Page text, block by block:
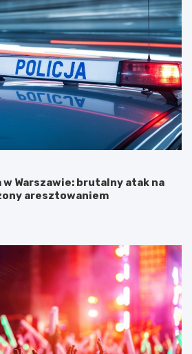
Warszawie: brutalny atak na
aresztowaniem